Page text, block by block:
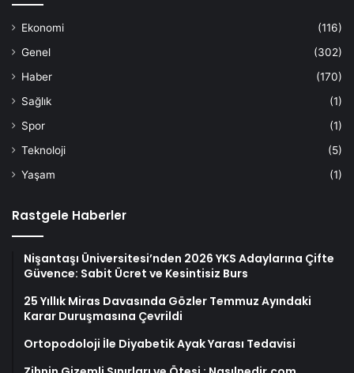
Ekonomi
(116)
Genel
(302)
Haber
(170)
Sağlık
(1)
Spor
(1)
Teknoloji
(5)
Yaşam
(1)
Rastgele Haberler
Nişantaşı Üniversitesi’nden 2026 YKS Adaylarına Çifte
Güvence: Sabit Ücret ve Kesintisiz Burs
25 Yıllık Miras Davasında Gözler Temmuz Ayındaki
Karar Duruşmasına Çevrildi
Ortopodoloji İle Diyabetik Ayak Yarası Tedavisi